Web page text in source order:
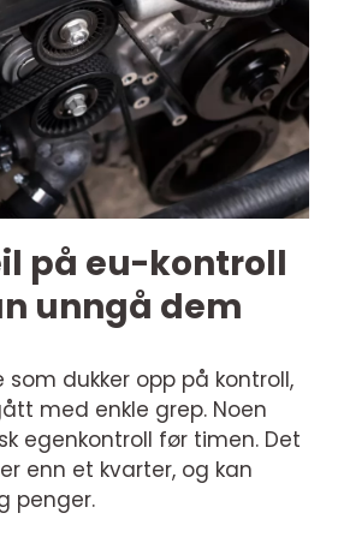
på eu-kontroll
unngå dem
dukker opp på kontroll,
med enkle grep. Noen
egenkontroll før timen. Det
enn et kvarter, og kan
penger.